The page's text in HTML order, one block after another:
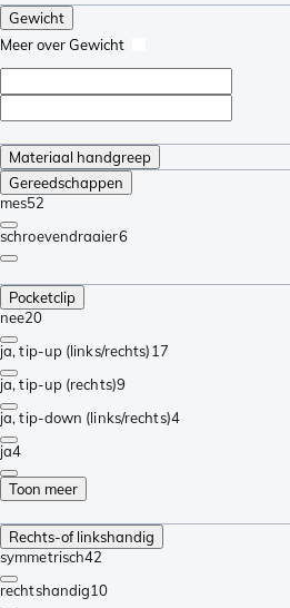
Gewicht
Meer over Gewicht
Materiaal handgreep
Gereedschappen
mes52
schroevendraaier6
Pocketclip
nee20
ja, tip-up (links/rechts)17
ja, tip-up (rechts)9
ja, tip-down (links/rechts)4
ja4
Toon meer
Rechts-of linkshandig
symmetrisch42
rechtshandig10